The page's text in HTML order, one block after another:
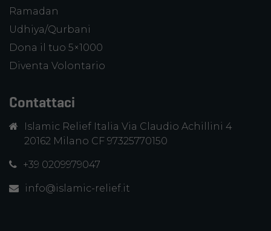
Ramadan
Udhiya/Qurbani
Dona il tuo 5×1000
Diventa Volontario
Contattaci
Islamic Relief Italia Via Claudio Achillini 4
20162 Milano CF 97325770150
+39 0209979047
info@islamic-relief.it